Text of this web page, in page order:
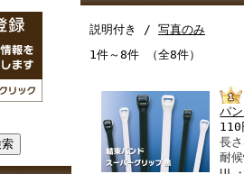
説明付き / 写真のみ
1件～8件 （全8件）
パ
110
長
耐